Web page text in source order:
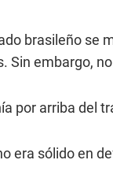
brasileño se
Sin embargo,
por arriba del
era sólido en